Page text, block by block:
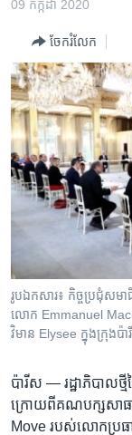
ទំព័រ​
ម្តង
រំលង​
និង​
ចូល​
ទៅ​
ទំព័រ​
រចនា
សម្ព័ន្ធ​
និង​
ទៅ​
កាន់​
ស្វែង​
ហេឡូវីអូអេ
កម្ពុជាច្នៃប្រតិដ្ឋ
ព្រឹត្តិការណ៍ព័ត៌មាន
ទូរទស្សន៍ / វីដេអូ​
វិទ្យុ / ផតខាសថ៍
កម្មវិធីទាំងអស់
Khmer English
បណ្តាញ​សង្គម
09 កក្កដា 2020
ចែករំលែក
រូបឯកសារ៖ កិច្ចប្រជុំសមា
លោក Emmanuel
វិមាន Elysee ក្នុងក្រុងប៉
ប៉ារីស — រដ្ឋាភិបាល​
ក្រោយ​ពី​គណបក្ស​សាធ
Move ​របស់​លោក​ប្រធ